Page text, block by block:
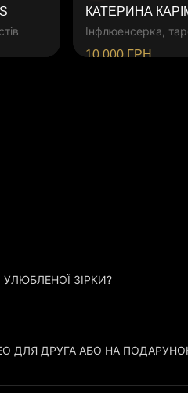
КАТЕРИНА
Інфлюенсерка,
10 000 ГРН
ЗІРКИ?
ДЛЯ ДРУГА АБО НА